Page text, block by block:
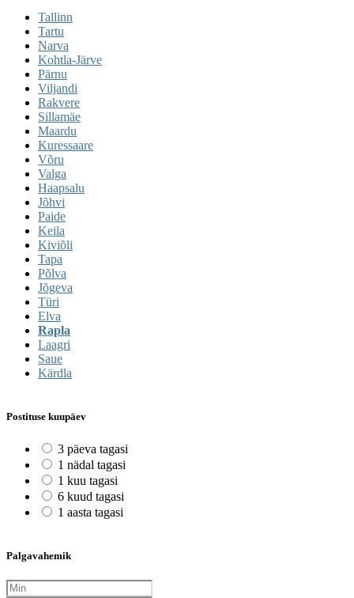
Tallinn
Tartu
Narva
Kohtla-Järve
Pärnu
Viljandi
Rakvere
Sillamäe
Maardu
Kuressaare
Võru
Valga
Haapsalu
Jõhvi
Paide
Keila
Kiviõli
Tapa
Põlva
Jõgeva
Türi
Elva
Rapla
Laagri
Saue
Kärdla
Postituse kuupäev
3 päeva tagasi
1 nädal tagasi
1 kuu tagasi
6 kuud tagasi
1 aasta tagasi
Palgavahemik